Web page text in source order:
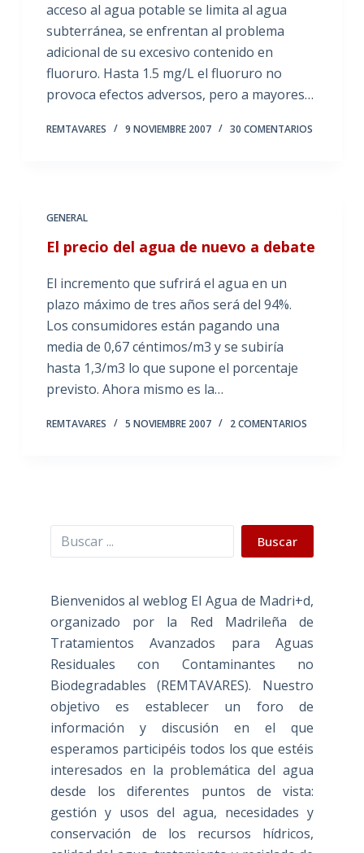
acceso al agua potable se limita al agua
subterránea, se enfrentan al problema
adicional de su excesivo contenido en
fluoruro. Hasta 1.5 mg/L el fluoruro no
provoca efectos adversos, pero a mayores…
REMTAVARES 9 NOVIEMBRE 2007 30 COMENTARIOS
GENERAL
El precio del agua de nuevo a debate
El incremento que sufrirá el agua en un
plazo máximo de tres años será del 94%.
Los consumidores están pagando una
media de 0,67 céntimos/m3 y se subiría
hasta 1,3/m3 lo que supone el porcentaje
previsto. Ahora mismo es la…
REMTAVARES 5 NOVIEMBRE 2007 2 COMENTARIOS
Buscar Buscar
Bienvenidos al weblog El Agua de Madri+d,
organizado por la Red Madrileña de
Tratamientos Avanzados para Aguas
Residuales con Contaminantes no
Biodegradables (REMTAVARES). Nuestro
objetivo es establecer un foro de
información y discusión en el que
esperamos participéis todos los que estéis
interesados en la problemática del agua
desde los diferentes puntos de vista:
gestión y usos del agua, necesidades y
conservación de los recursos hídricos,